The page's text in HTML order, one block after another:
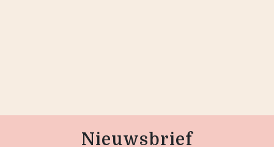
Nieuwsbrief